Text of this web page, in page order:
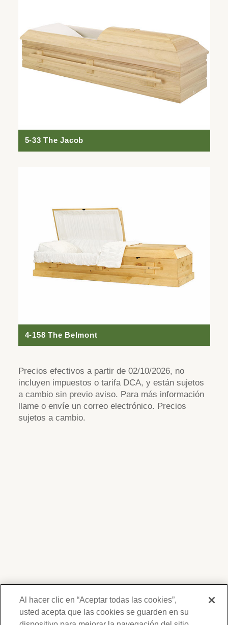
5-33 The Jacob
4-158 The Belmont
Precios efectivos a partir de 02/10/2026, no
incluyen impuestos o tarifa DCA, y están sujetos
a cambio sin previo aviso. Para más información
llame o envíe un correo electrónico. Precios
sujetos a cambio.
Al hacer clic en “Aceptar todas las cookies”,
usted acepta que las cookies se guarden en su